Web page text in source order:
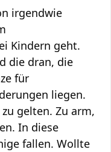
irgendwie
Kindern geht.
die dran, die
für
liegen.
gelten. Zu arm,
In diese
fallen. Wollte